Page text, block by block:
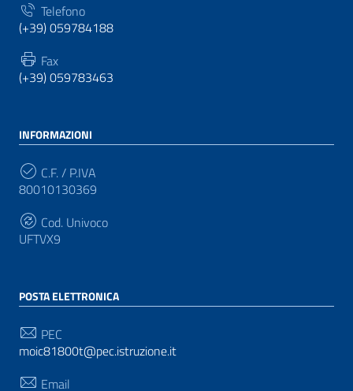
Telefono
(+39) 059784188
Fax
(+39) 059783463
INFORMAZIONI
C.F. / P.IVA
80010130369
Cod. Univoco
UFTVX9
POSTA ELETTRONICA
PEC
moic81800t@pec.istruzione.it
Email